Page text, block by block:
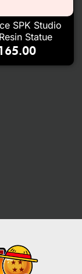
SPK Studio
Statue